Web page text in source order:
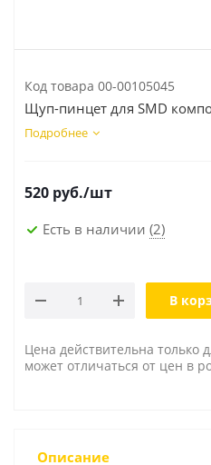
Код товара 00-00105045
Щуп-пинцет для SMD
Подробнее
520 руб./шт
Есть в наличии (2)
В
Цена действительна только
может отличаться от цен в
Описание